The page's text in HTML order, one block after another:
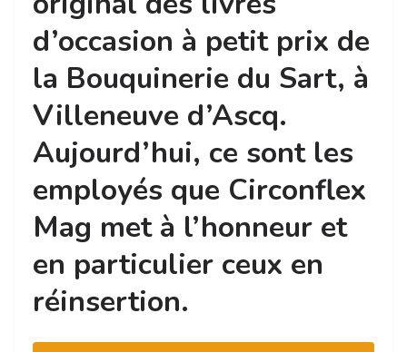
d’occasion à petit prix de
la Bouquinerie du Sart, à
Villeneuve d’Ascq.
Aujourd’hui, ce sont les
employés que Circonflex
Mag met à l’honneur et
en particulier ceux en
réinsertion.